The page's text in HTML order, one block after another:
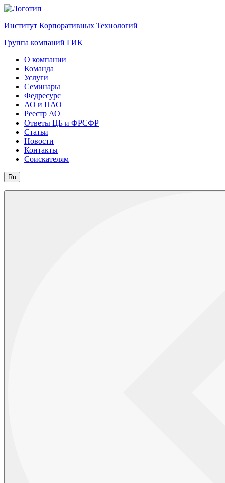
Институт Корпоративных Технологий
Группа компаний ГИК
О компании
Команда
Услуги
Семинары
Федресурс
АО и ПАО
Реестр АО
Ответы ЦБ и ФРСФР
Статьи
Новости
Контакты
Соискателям
Ru